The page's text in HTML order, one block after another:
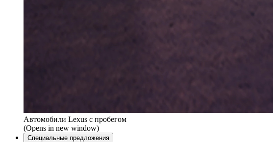
Автомобили Lexus с пробегом
(Opens in new window)
Специальные предложения